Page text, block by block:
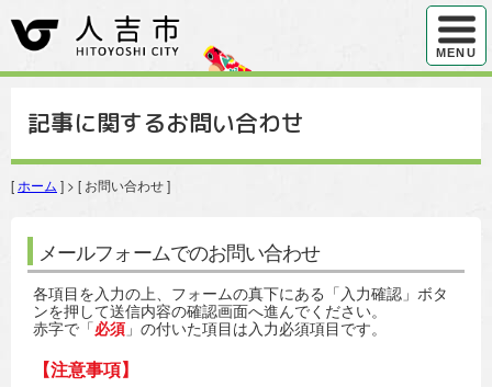
ハンバ
MENU
記事に関するお問い合わせ
[ ホーム ] > [ お問い合わせ ]
メールフォームでのお問い合わせ
各項目を入力の上、フォームの真下にある「入力確認」ボタ
ンを押して送信内容の確認画面へ進んでください。
赤字で「必須 」の付いた項目は入力必須項目です。
【注意事項】